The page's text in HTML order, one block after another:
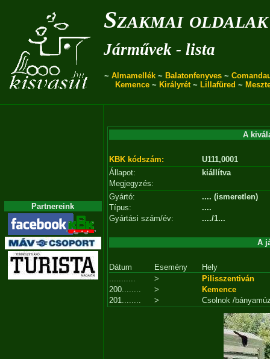
Szakmai oldalak
Járművek - lista
~ Almamellék ~ Balatonfenyves ~
Kemence ~ Királyrét~ Lillafüred ~
Partnereink
A
KBK kódszám:
U111,0001
Állapot:
kiállítva
Megjegyzés:
Gyártó:
.... (ismeretlen)
Típus:
....
Gyártási szám/év:
..../1...
A
Dátum Esemény
Hely
...........
>
Pilisszentiván
200........
>
Kemence
201........
> Csolnok /